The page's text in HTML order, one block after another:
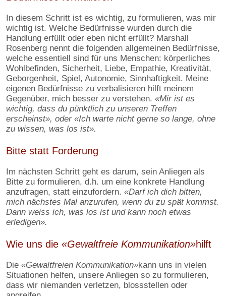
In diesem Schritt ist es wichtig, zu formulieren, was mir
wichtig ist. Welche Bedürfnisse wurden durch die
Handlung erfüllt oder eben nicht erfüllt? Marshall
Rosenberg nennt die folgenden allgemeinen Bedürfnisse,
welche essentiell sind für uns Menschen: körperliches
Wohlbefinden, Sicherheit, Liebe, Empathie, Kreativität,
Geborgenheit, Spiel, Autonomie, Sinnhaftigkeit. Meine
eigenen Bedürfnisse zu verbalisieren hilft meinem
Gegenüber, mich besser zu verstehen. «Mir ist es
wichtig, dass du pünktlich zu unseren Treffen
erscheinst», oder «Ich warte nicht gerne so lange, ohne
zu wissen, was los ist».
Bitte statt Forderung
Im nächsten Schritt geht es darum, sein Anliegen als
Bitte zu formulieren, d.h. um eine konkrete Handlung
anzufragen, statt einzufordern. «Darf ich dich bitten,
mich nächstes Mal anzurufen, wenn du zu spät kommst.
Dann weiss ich, was los ist und kann noch etwas
erledigen».
Wie uns die «Gewaltfreie Kommunikation»hilft
Die «Gewaltfreien Kommunikation»kann uns in vielen
Situationen helfen, unsere Anliegen so zu formulieren,
dass wir niemanden verletzen, blossstellen oder